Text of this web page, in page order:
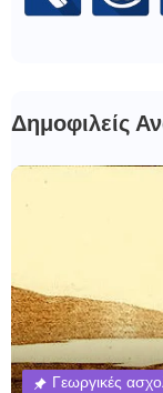
Δημοφιλείς
Γεωργικές